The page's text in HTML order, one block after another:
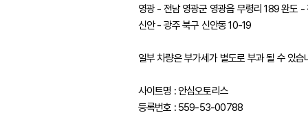
영광 - 전남 영광군 영광읍 무령리 189 완도
신안 - 광주 북구 신안동 10-19
일부 차량은 부가세가 별도로 부과 될 수 있습
사이트명 : 안심오토리스
등록번호 : 559-53-00788